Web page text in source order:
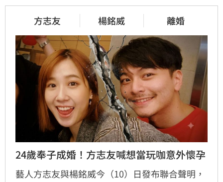
方志友 楊銘威 離婚
24歲奉子成婚！方志友喊想當玩咖意外懷孕
藝人方志友與楊銘威今（10）日發布聯合聲明，